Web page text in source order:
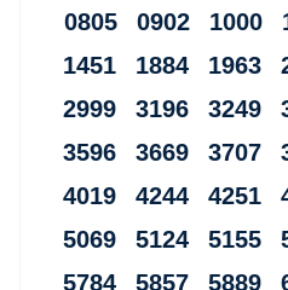
0805 0902 1000
1451 1884 1963
2999 3196 3249
3596 3669 3707
4019 4244 4251
5069 5124 5155
5784 5857 5889